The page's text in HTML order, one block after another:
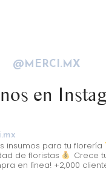
@MERCI.MX
en
insumos para tu florería
de floristas
Crece
en línea! +2,000